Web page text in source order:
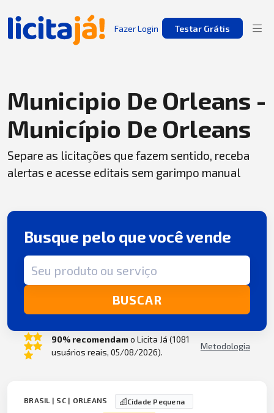
Fazer Login Testar Grátis
Municipio De Orleans -
Município De Orleans
Separe as licitações que fazem sentido, receba
alertas e acesse editais sem garimpo manual
Busque pelo que você vende
Termo de busca
BUSCAR
90% recomendamo Licita Já (1081
usuários reais, 05/08/2026).
Metodologia
BRASIL | SC | ORLEANS Cidade Pequena